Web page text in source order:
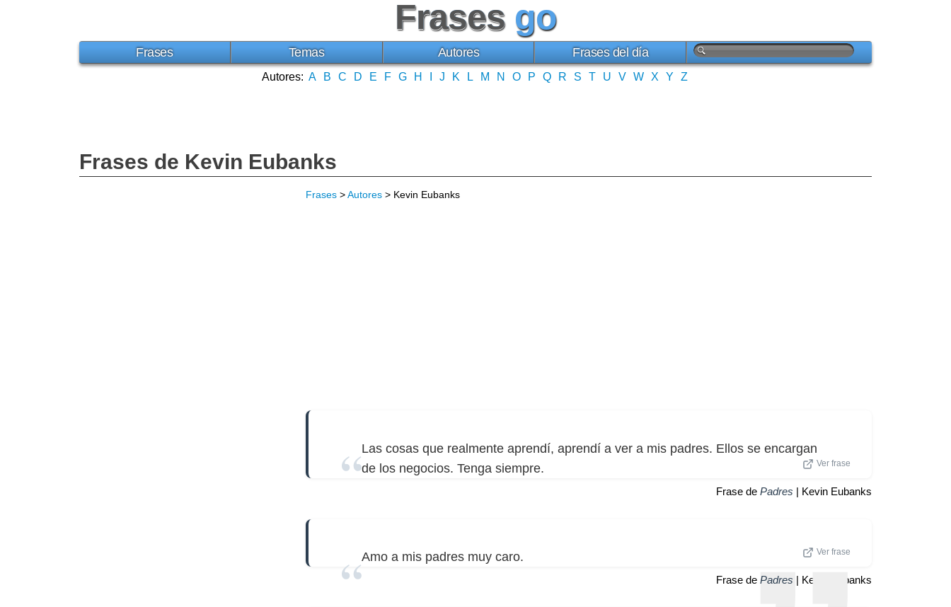
Frases go
Frases Temas Autores Frases del día
Autores: A B C D E F G H J K L M N O P Q R S T U V W X Y Z
Frases de Kevin Eubanks
Frases >Autores > Kevin Eubanks
Las cosas que realmente aprendí, aprendí a ver a mis padres. Ellos se encargan
de los negocios. Tenga siempre.
Ver frase
Frase de Padres | Kevin Eubanks
Amo a mis padres muy caro. Ver frase
Frase de Padres | Kevin Eubanks